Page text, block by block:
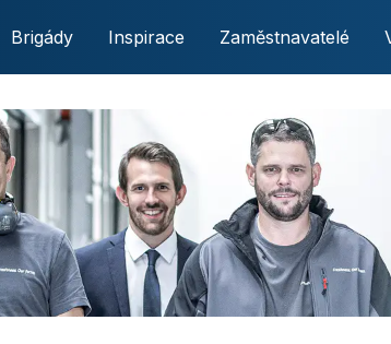
Brigády Inspirace Zaměstnavatelé